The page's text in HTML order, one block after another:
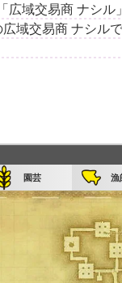
広域交易商 ナシル
域交易商 ナシル
園芸 漁